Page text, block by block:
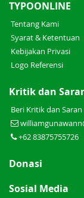
TYPOONLINE
Tentang Kami
Syarat & Ketentuan
Kebijakan Privasi
Logo Referensi
Kritik dan
Beri Kritik dan Saran
+62 83875755726
Donasi
Sosial Media